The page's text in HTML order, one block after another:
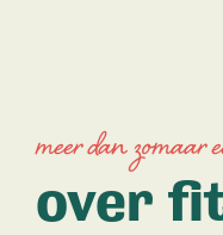
meer dan zomaar
over